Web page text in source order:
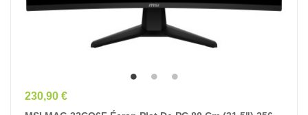
Prix
230,90 €